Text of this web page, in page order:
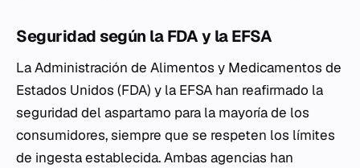
Seguridad según la FDA y la EFSA
La Administración de Alimentos y Medicamentos de
Estados Unidos (FDA) y la EFSA han reafirmado la
seguridad del aspartamo para la mayoría de los
consumidores, siempre que se respeten los límites
de ingesta establecida. Ambas agencias han